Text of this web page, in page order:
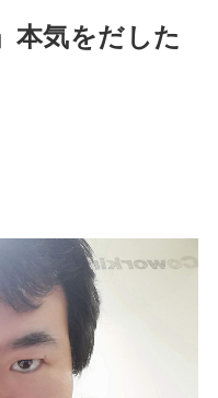
本気をだした